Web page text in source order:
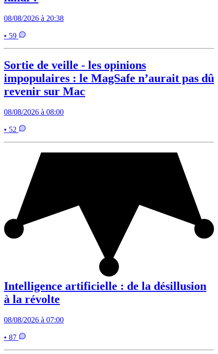
08/08/2026 à 20:38
• 59
Sortie de veille - les opinions
impopulaires : le MagSafe n’aurait pas dû
revenir sur Mac
08/08/2026 à 08:00
• 52
Intelligence artificielle : de la désillusion
à la révolte
08/08/2026 à 07:00
• 87